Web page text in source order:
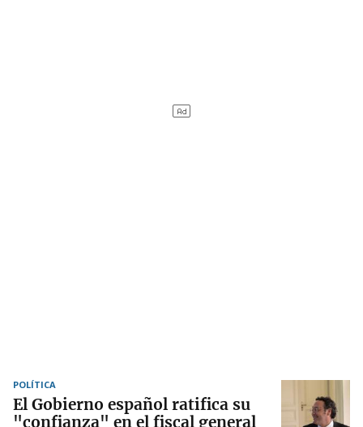
POLÍTICA
El Gobierno español ratifica su
"confianza" en el fiscal general